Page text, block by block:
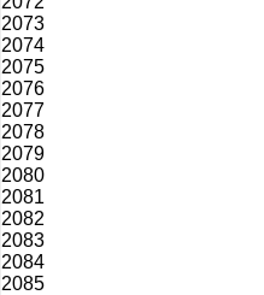
2073
2074
2075
2076
2077
2078
2079
2080
2081
2082
2083
2084
2085